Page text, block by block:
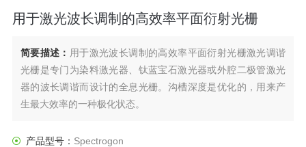
用于激光波长调制的高效率平面衍射光栅
简要描述： 用于激光波长调制的高效率平面衍射光栅激光调谐
光栅是专门为染料激光器、钛蓝宝石激光器或外腔二极管激光
器的波长调谐而设计的全息光栅。沟槽深度是优化的，用来产
生最大效率的一种极化状态。
产品型号： Spectrogon